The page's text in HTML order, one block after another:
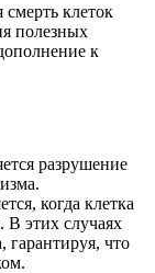
клеток
полезных
к
разрушение
когда клетка
В этих случаях
гарантируя, что